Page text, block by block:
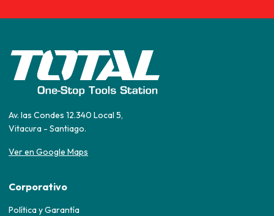
Av. las Condes 12.340 Local 5,
Vitacura - Santiago.
Ver en Google Maps
Corporativo
Política y Garantía